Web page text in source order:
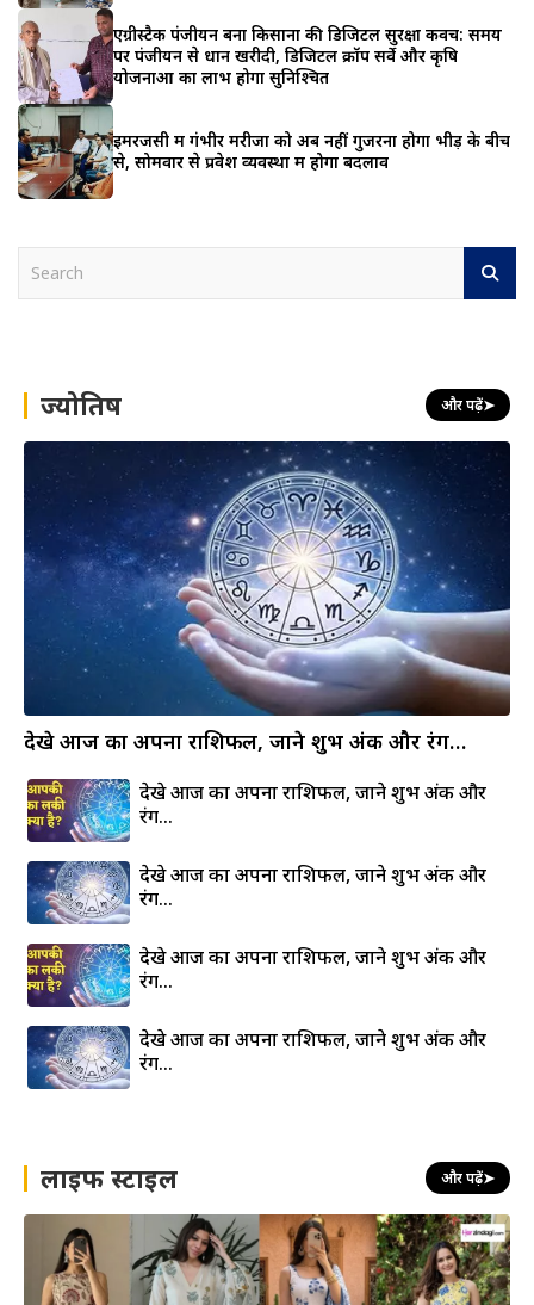
एग्रीस्टैक पंजीयन बना किसानों की डिजिटल सुरक्षा कवच: समय
पर पंजीयन से धान खरीदी, डिजिटल क्रॉप सर्वे और कृषि
योजनाओं का लाभ होगा सुनिश्चित
इमरजेंसी में गंभीर मरीजों को अब नहीं गुजरना होगा भीड़ के बीच
से, सोमवार से प्रवेश व्यवस्था में होगा बदलाव
h ज्योतिष और पढ़ें➤
देखे आज का अपना राशिफल, जाने शुभ अंक और रंग…
देखे आज का अपना राशिफल, जाने शुभ अंक और
रंग…
देखे आज का अपना राशिफल, जाने शुभ अंक और
रंग…
देखे आज का अपना राशिफल, जाने शुभ अंक और
रंग…
देखे आज का अपना राशिफल, जाने शुभ अंक और
रंग…
लाइफ स्टाइल और पढ़ें➤